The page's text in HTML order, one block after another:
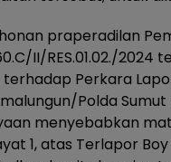
praperadilan
II/RES.01.02./2024
Perkara
Polda
menyebabkan
1, atas Terlapor